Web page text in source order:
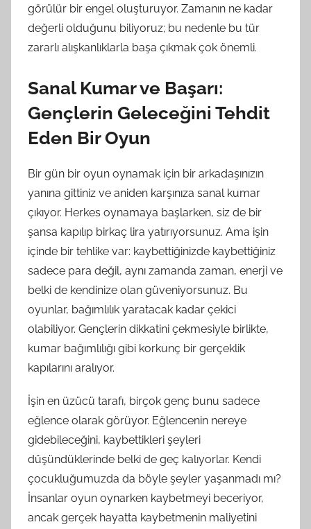
görülür bir engel oluşturuyor. Zamanın ne kadar
değerli olduğunu biliyoruz; bu nedenle bu tür
zararlı alışkanlıklarla başa çıkmak çok önemli.
Sanal Kumar ve Başarı:
Gençlerin Geleceğini Tehdit
Eden Bir Oyun
Bir gün bir oyun oynamak için bir arkadaşınızın
yanına gittiniz ve aniden karşınıza sanal kumar
çıkıyor. Herkes oynamaya başlarken, siz de bir
şansa kapılıp birkaç lira yatırıyorsunuz. Ama işin
içinde bir tehlike var: kaybettiğinizde kaybettiğiniz
sadece para değil, aynı zamanda zaman, enerji ve
belki de kendinize olan güveniyorsunuz. Bu
oyunlar, bağımlılık yaratacak kadar çekici
olabiliyor. Gençlerin dikkatini çekmesiyle birlikte,
kumar bağımlılığı gibi korkunç bir gerçeklik
kapılarını aralıyor.
İşin en üzücü tarafı, birçok genç bunu sadece
eğlence olarak görüyor. Eğlencenin nereye
gidebileceğini, kaybettikleri şeyleri
düşündüklerinde belki de geç kalıyorlar. Kendi
çocukluğumuzda da böyle şeyler yaşanmadı mı?
İnsanlar oyun oynarken kaybetmeyi beceriyor,
ancak gerçek hayatta kaybetmenin maliyetini